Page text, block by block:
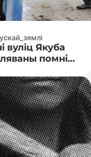
вуліц Якуба
помнік